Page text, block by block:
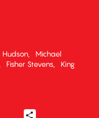
Hudson
Michael
Fisher Stevens
King